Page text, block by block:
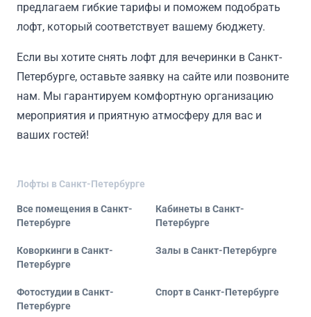
предлагаем гибкие тарифы и поможем подобрать
лофт, который соответствует вашему бюджету.
Если вы хотите снять лофт для вечеринки в Санкт-
Петербурге, оставьте заявку на сайте или позвоните
нам. Мы гарантируем комфортную организацию
мероприятия и приятную атмосферу для вас и
ваших гостей!
Лофты в Санкт-Петербурге
Все помещения в Санкт-
Петербурге
Кабинеты в Санкт-
Петербурге
Коворкинги в Санкт-
Петербурге
Залы в Санкт-Петербурге
Фотостудии в Санкт-
Петербурге
Спорт в Санкт-Петербурге